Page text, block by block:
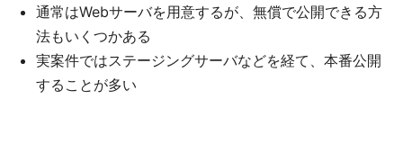
通常はWebサーバを用意するが、無償で公開できる方
法もいくつかある
実案件ではステージングサーバなどを経て、本番公開
することが多い